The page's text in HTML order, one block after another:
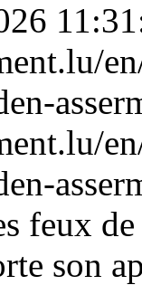
feux
son